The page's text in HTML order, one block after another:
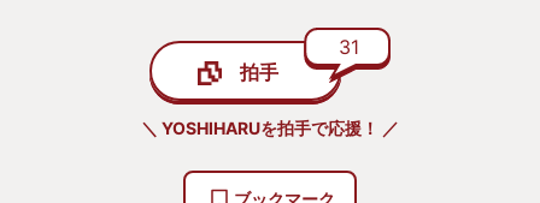
表現方法なのだ。
集英社ゲームズのブースでひとしきり舐め回すよう
がら2025年の発売を待った。 その間、気持ちを盛り
拍手
31
＼ YOSHIHARUを拍手で応援！ ／
ブックマーク